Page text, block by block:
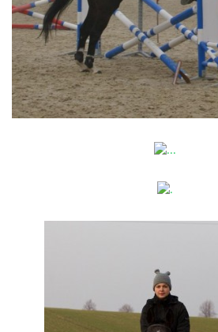
VIDEA
ODKAZY
PŘISPĚVEK ČUS KARVINA -PODPORA
NÁHRADNÍ TERMÍN BRIGÁDY PRO TY
NEDOSTAVILI NA PODZIMNÍ BRIGÁDU